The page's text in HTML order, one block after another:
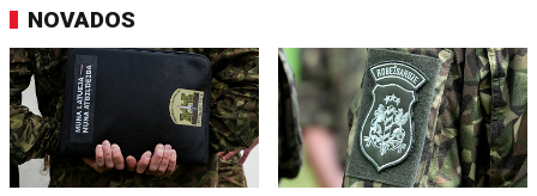
NOVADOS